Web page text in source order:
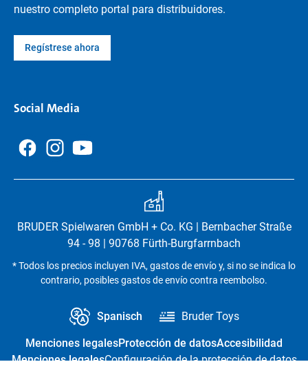
nuestro completo portal para distribuidores.
Regístrese ahora
Social Media
BRUDER Spielwaren GmbH + Co. KG | Bernbacher Straße
94 - 98 | 90768 Fürth-Burgfarrnbach
* Todos los precios incluyen IVA, gastos de envío y, si no se indica lo
contrario, posibles gastos de envío contra reembolso.
Spanisch Bruder Toys
Menciones legalesProtección de datosAccesibilidad
Menciones legalesConfiguración de la protección de datos